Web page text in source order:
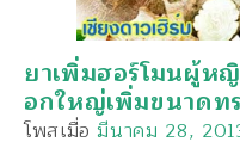
ยาเพิ่มฮอร์โมนผู้ห
อกใหญ่เพิ่มขนาดท
โพสเมื่อ มีนาคม 28,